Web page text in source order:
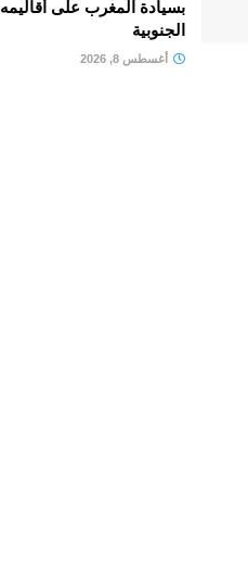
بسيادة المغرب على أقاليمه
الجنوبية
أغسطس 8, 2026